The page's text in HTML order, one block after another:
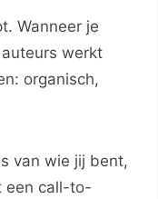
Wanneer je
werkt
organisch,
van wie jij bent,
een call-to-